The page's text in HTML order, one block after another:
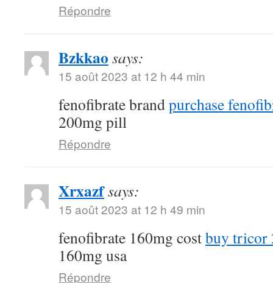
Répondre
Bzkkao says:
15 août 2023 at 12 h 44 min
fenofibrate brandpurchase
200mg pill
Répondre
Xrxazfsays:
15 août 2023 at 12 h 49 min
fenofibrate 160mg costbuy tricor
160mg usa
Répondre